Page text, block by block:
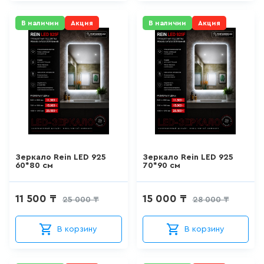
103
КРАН ДЛЯ ПИТЬЕВОЙ ВОДЫ
товаров
ЛЕЙКА ДЛЯ БИДЕ
товаров
ВЫСОКИЙ СМЕСИТЕЛЬ ДЛЯ
157 товаров
ЛЕЙКА ДЛЯ ДУША
В наличии Акция
Зеркало Rein LED 925
60*80 см
25 000 ₸
11 500 ₸
В корзину
В наличии Акция
Зеркало Rein LED 925
70*90 см
28 000 ₸
15 000 ₸
В корзину